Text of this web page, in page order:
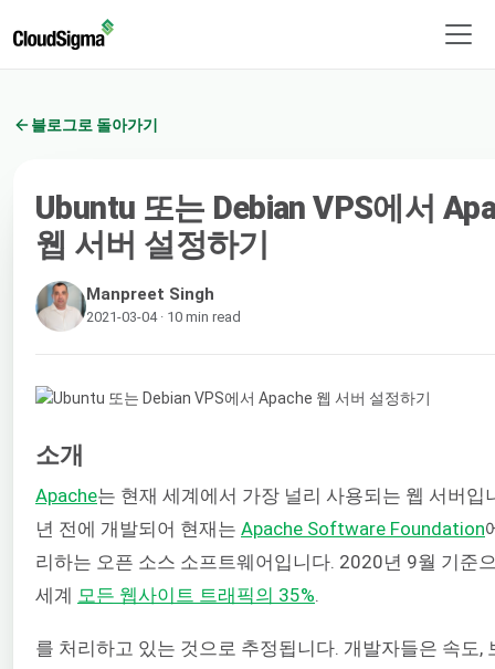
블로그로 돌아가기
Ubuntu 또는 Debian VPS에서
웹 서버 설정하기
Manpreet Singh
2021-03-04 · 10 min read
소개
Apache는 현재 세계에서 가장 널리 사용되는 웹 서버입
년 전에 개발되어 현재는 Apache Software Foundation
리하는 오픈 소스 소프트웨어입니다. 2020년 9월 기준
세계 모든 웹사이트 트래픽의 35%
를 처리하고 있는 것으로 추정됩니다. 개발자들은 속도,